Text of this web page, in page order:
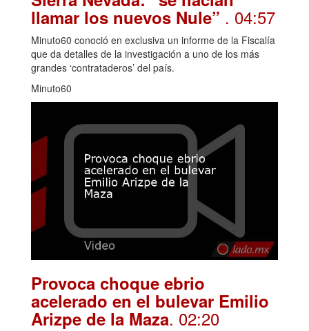
llamar los nuevos Nule” . 04:57
Minuto60 conoció en exclusiva un informe de la Fiscalía
que da detalles de la investigación a uno de los más
grandes ‘contrataderos’ del país.
Minuto60
Provoca choque ebrio
acelerado en el bulevar Emilio
Arizpe de la Maza. 02:20